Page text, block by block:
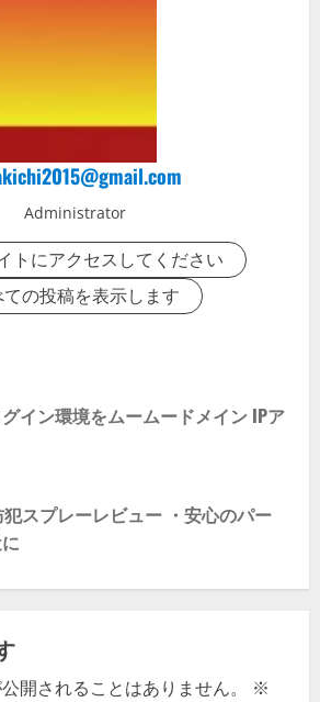
Administrator
トにアクセスしてください
の投稿を表示します
イン環境をムームードメイン IPア
犯スプレーレビュー ・安心のパー
開されることはありません。
※